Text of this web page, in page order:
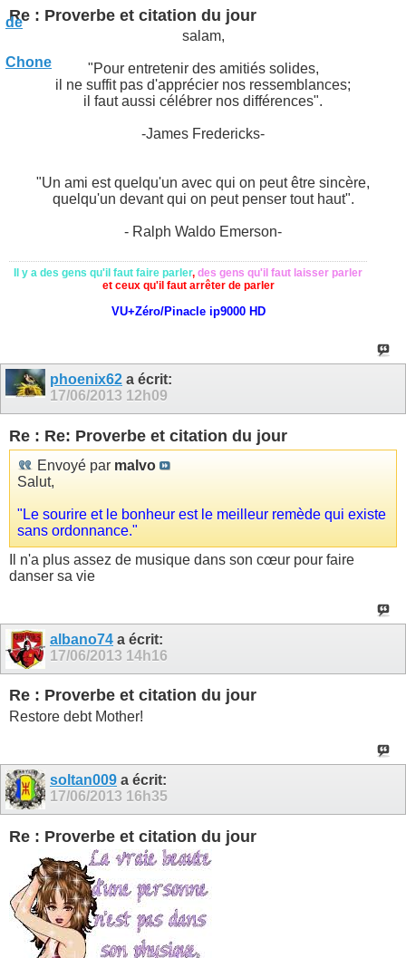
Re : Proverbe et citation du jour
salam,
"Pour entretenir des amitiés solides,
il ne suffit pas d'apprécier nos ressemblances;
il faut aussi célébrer nos différences".
-James Fredericks-
"Un ami est quelqu'un avec qui on peut être sincère,
quelqu'un devant qui on peut penser tout haut".
- Ralph Waldo Emerson-
Il y a des gens qu'il faut faire parler,des gens qu'il faut laisser parler
et ceux qu'il faut arrêter de parler
VU+Zéro/Pinacle ip9000 HD
phoenix62 a écrit:
17/06/2013 12h09
Re : Re: Proverbe et citation du jour
Envoyé par malvo
Salut,
"Le sourire et le bonheur est le meilleur remède qui existe
sans ordonnance."
Il n'a plus assez de musique dans son cœur pour faire
danser sa vie
albano74 a écrit:
17/06/2013 14h16
Re : Proverbe et citation du jour
Restore debt Mother!
soltan009 a écrit:
17/06/2013 16h35
Re : Proverbe et citation du jour